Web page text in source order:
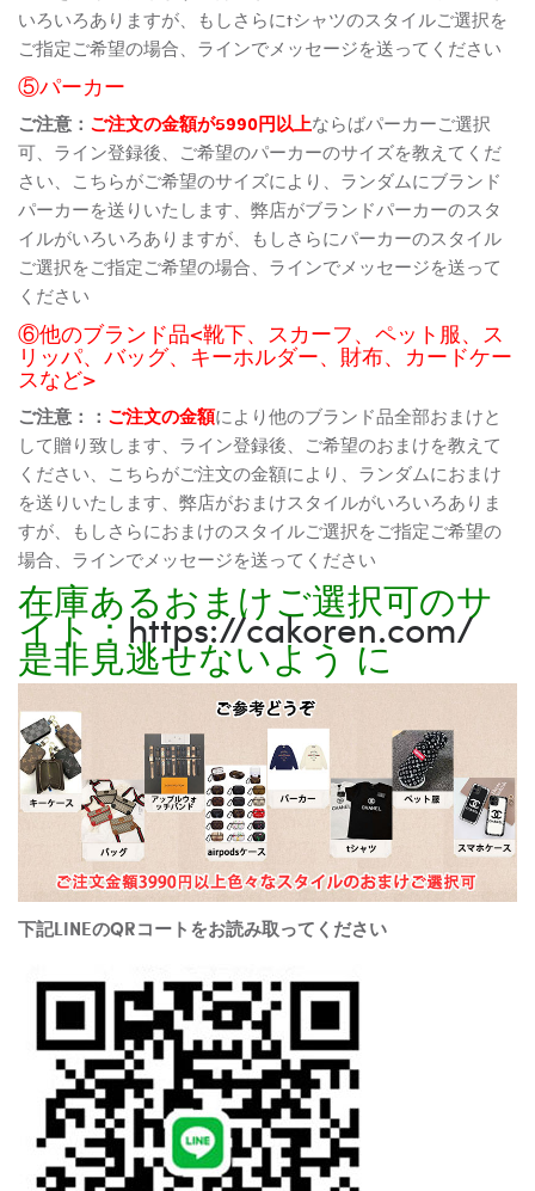
いろいろありますが、もしさらにtシャツのスタイルご選択を
ご指定ご希望の場合、ラインでメッセージを送ってください
⑤パーカー
ご注意： ご注文の金額が5990円以上ならばパーカーご選択
可、ライン登録後、ご希望のパーカーのサイズを教えてくだ
さい、こちらがご希望のサイズにより、ランダムにブランド
パーカーを送りいたします、弊店がブランドパーカーのスタ
イルがいろいろありますが、もしさらにパーカーのスタイル
ご選択をご指定ご希望の場合、ラインでメッセージを送って
ください
⑥他のブランド品<靴下、スカーフ、ペット服、ス
リッパ、バッグ、キーホルダー、財布、カードケー
スなど>
ご注意：： ご注文の金額により他のブランド品全部おまけと
して贈り致します、ライン登録後、ご希望のおまけを教えて
ください、こちらがご注文の金額により、ランダムにおまけ
を送りいたします、弊店がおまけスタイルがいろいろありま
すが、もしさらにおまけのスタイルご選択をご指定ご希望の
場合、ラインでメッセージを送ってください
在庫あるおまけご選択可のサ
イト：https://cakoren.com/
是非見逃せないよう に
下記LINEのQRコートをお読み取ってください